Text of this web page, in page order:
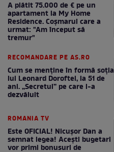
A plătit 75.000 de € pe un
apartament la My Home
Residence. Coşmarul care a
urmat: "Am început să
tremur"
RECOMANDARE PE AS.RO
Cum se menţine în formă soţia
lui Leonard Doroftei, la 51 de
ani. „Secretul” pe care l-a
dezvăluit
ROMANIA TV
Este OFICIAL! Nicușor Dan a
semnat legea! Acești bugetari
vor primi bonusuri de